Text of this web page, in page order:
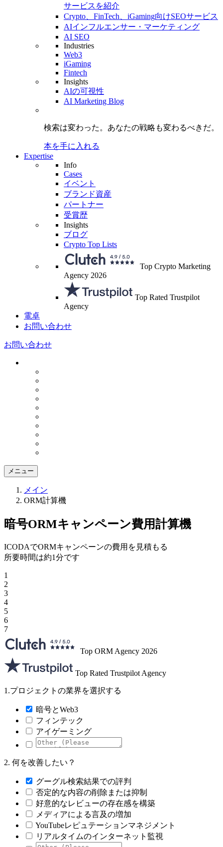
サービスを紹介
Crypto、FinTech、iGaming向けSEOサービス
AIインフルエンサー・マーケティング
AI SEO
Industries
Web3
iGaming
Fintech
Insights
AIの可視性
AI Marketing Blog
検索は変わった。 あなたの戦略も変わるべきだ。
本を手に入れる
Expertise
Info
Cases
イベント
ブランド資産
パートナー
受賞歴
Insights
ブログ
Crypto Top Lists
Top Crypto Marketing
Agency 2026
Top Rated Trustpilot
Agency
電卓
お問い合わせ
お問い合わせ
メニュー
メイン
ORM計算機
暗号ORMキャンペーン費用計算機
ICODAでORMキャンペーンの費用を見積もる
所要時間は約1分です
1
2
3
4
5
6
7
Top ORM Agency 2026
Top Rated Trustpilot Agency
1.プロジェクトの業界を選択する
暗号とWeb3
フィンテック
アイゲーミング
2. 何を改善したい？
グーグル検索結果での評判
否定的な内容の削除または抑制
好意的なレビューの存在感を構築
メディアによる言及の増加
YouTubeレピュテーションマネジメント
リアルタイムのインターネット監視